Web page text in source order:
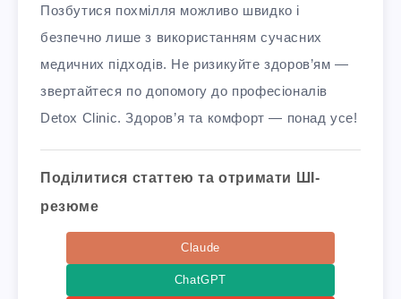
Позбутися похмілля можливо швидко і
безпечно лише з використанням сучасних
медичних підходів. Не ризикуйте здоров’ям —
звертайтеся по допомогу до професіоналів
Detox Clinic. Здоров’я та комфорт — понад усе!
Поділитися статтею та отримати ШІ-
резюме
Claude
ChatGPT